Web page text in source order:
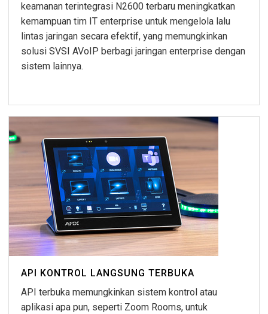
keamanan terintegrasi N2600 terbaru meningkatkan
kemampuan tim IT enterprise untuk mengelola lalu
lintas jaringan secara efektif, yang memungkinkan
solusi SVSI AVoIP berbagi jaringan enterprise dengan
sistem lainnya.
API KONTROL LANGSUNG TERBUKA
API terbuka memungkinkan sistem kontrol atau
aplikasi apa pun, seperti Zoom Rooms, untuk